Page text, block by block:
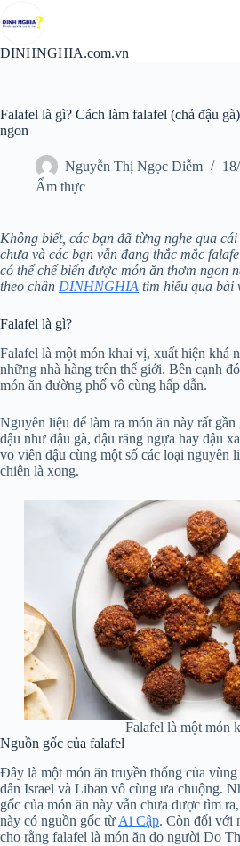
đến
nội
DINHNGHIA.com.vn
Falafel là gì? Cách làm falafel (chả đậu
ngon
Nguyễn Thị Ngọc Diễm
Ẩm thực
Không biết, các bạn đã từng nghe qua
chưa và các bạn vẫn đang thắc mắc
có thể chế biến được món ăn thơm ngon
theo chân DINHNGHIA tìm hiểu qua bài
Falafel là gì?
Falafel là một món khai vị, xuất hiện khá
những nhà hàng trên thế giới. Bên cạnh
món ăn đường phố vô cùng hấp dẫn.
Nguyên liệu để làm ra món ăn này rất
đậu như đậu gà, đậu răng ngựa hay đậu
vo viên đậu cùng một số các loại nguyên
chiên là xong.
Falafel là một món
Nguồn gốc của falafel
Đây là một món ăn truyền thống của
dân Israel và Liban vô cùng ưa chuộng.
gốc của món ăn này vẫn chưa được tìm
này có nguồn gốc từ Ai Cập. Còn đối với
cho rằng falafel là món ăn do người Do